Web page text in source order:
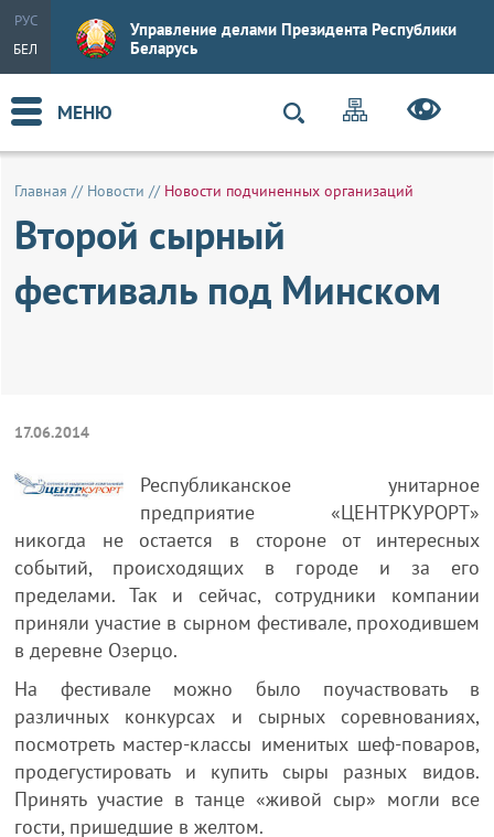
РУС
БЕЛ
Управление делами Президента Республики
Беларусь
МЕНЮ
Главная // Новости // Новости подчиненных организаций
Второй сырный
фестиваль под Минском
17.06.2014
Республиканское унитарное
предприятие «ЦЕНТРКУРОРТ»
никогда не остается в стороне от интересных
событий, происходящих в городе и за его
пределами. Так и сейчас, сотрудники компании
приняли участие в сырном фестивале, проходившем
в деревне Озерцо.
На фестивале можно было поучаствовать в
различных конкурсах и сырных соревнованиях,
посмотреть мастер-классы именитых шеф-поваров,
продегустировать и купить сыры разных видов.
Принять участие в танце «живой сыр» могли все
гости, пришедшие в желтом.